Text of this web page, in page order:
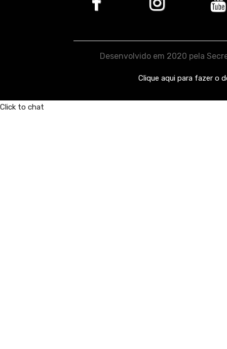
Desenvolvido em 2020 pela
Clique aqui para fazer o
Click to chat